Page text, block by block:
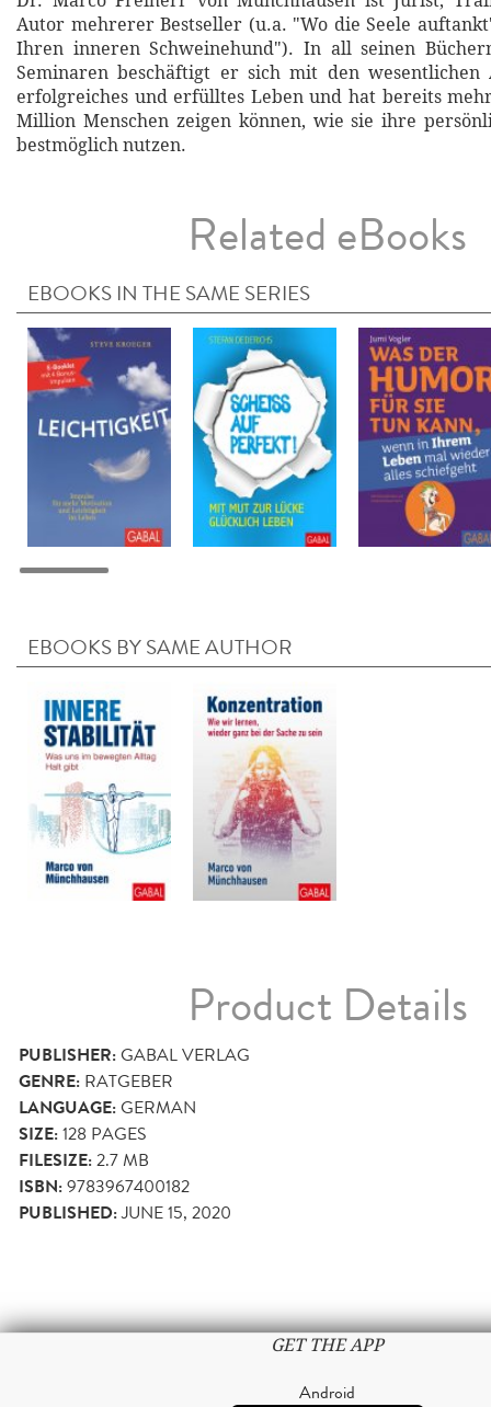
Autor mehrerer Bestseller (u.a. "Wo die Seele
Ihren inneren Schweinehund"). In all seinen
Seminaren beschäftigt er sich mit den
erfolgreiches und erfülltes Leben und hat bereits
Million Menschen zeigen können, wie sie ihre
bestmöglich nutzen.
Related eBooks
EBOOKS IN THE SAME SERIES
EBOOKS BY SAME AUTHOR
Product Details
PUBLISHER:GABAL VERLAG
GENRE: RATGEBER
LANGUAGE:GERMAN
SIZE:128 PAGES
FILESIZE:2.7 MB
ISBN:9783967400182
PUBLISHED:JUNE 15, 2020
GET THE APP
Android